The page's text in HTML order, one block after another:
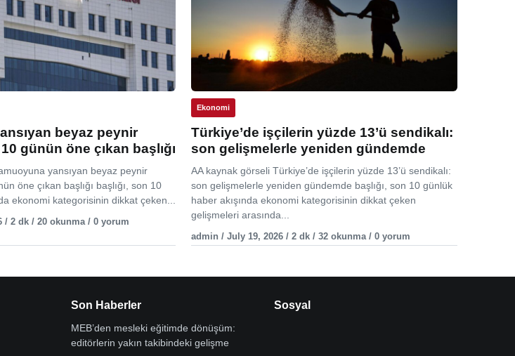
beyaz peynir
günün öne çıkan başlığı
yansıyan beyaz peynir
öne çıkan başlığı başlığı, son 10
ekonomi kategorisinin dikkat çeken...
/ 2 dk / 20 okunma / 0 yorum
Ekonomi
Türkiye’de işçilerin yüzde 13’ü sendikalı:
son gelişmelerle yeniden gündemde
AA kaynak görseli Türkiye’de işçilerin yüzde 13’ü sendikalı:
son gelişmelerle yeniden gündemde başlığı, son 10 günlük
haber akışında ekonomi kategorisinin dikkat çeken
gelişmeleri arasında...
admin / July 19, 2026 / 2 dk / 32 okunma / 0 yorum
Son Haberler
MEB’den mesleki eğitimde dönüşüm:
editörlerin yakın takibindeki gelişme
Sosyal